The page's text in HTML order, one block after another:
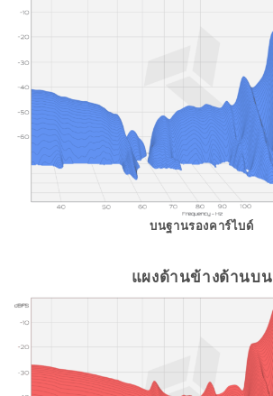
บนฐานรองคาร์ไบด์
แผงด้านข้างด้านบน